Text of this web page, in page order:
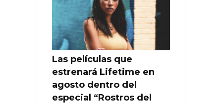
Las películas que
estrenará Lifetime en
agosto dentro del
especial “Rostros del